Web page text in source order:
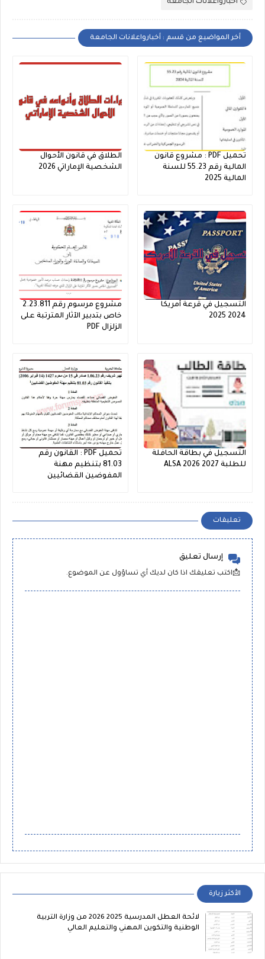
أخبارواعلانات الجامعة
أخر المواضيع من قسم : أخبارواعلانات الجامعة
تحميل PDF : مشروع قانون
المالية رقم 55.23 للسنة
المالية 2025
الطلاق في قانون الأحوال
الشخصية الإماراتي 2026
التسجيل في قرعة أمريكا
2024 2025
مشروع مرسوم رقم 2.23.811
خاص بتدبير الآثار المترتبة على
الزلزال PDF
التسجيل في بطاقة الحافلة
للطلبة ALSA 2026 2027
تحميل PDF : القانون رقم
81.03 بتنظيم مهنة
المفوضين القضائيين
تعليقات
إرسال تعليق
📩اكتب تعليقك اذا كان لديك أي تساؤول عن الموضوع.
الأكثر زيارة
لائحة العطل المدرسية 2025 2026 من وزارة التربية
الوطنية والتكوين المهني والتعليم العالي